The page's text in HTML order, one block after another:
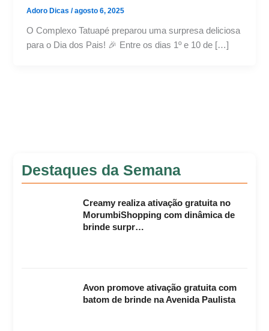
Adoro Dicas/agosto 6, 2025
O Complexo Tatuapé preparou uma surpresa deliciosa
para o Dia dos Pais! 🎉 Entre os dias 1º e 10 de […]
Destaques da Semana
Creamy realiza ativação gratuita no
MorumbiShopping com dinâmica de
brinde surpr…
Avon promove ativação gratuita com
batom de brinde na Avenida Paulista